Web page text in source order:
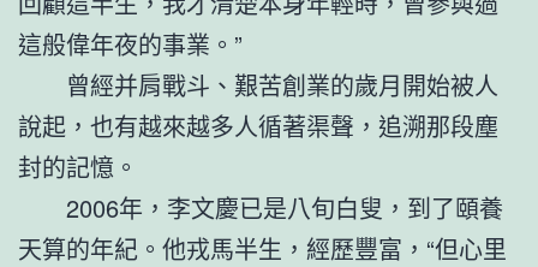
這般偉年夜的事業。”
曾經并肩戰斗、艱苦創業的歲月開始被人
說起，也有越來越多人循著渠聲，追溯那段塵
封的記憶。
2006年，李文慶已是八旬白叟，到了頤養
天算的年紀。他戎馬半生，經歷豐富，“但心里